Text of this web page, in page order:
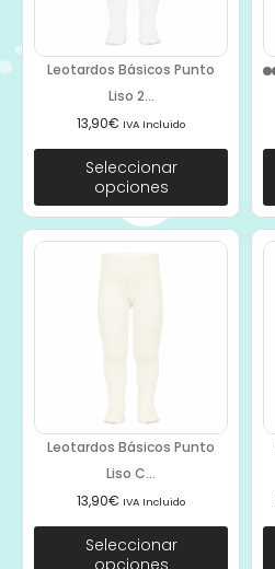
Leotardos Básicos Punto
Liso 2...
13,90€ IVA Incluido
Seleccionar
opciones
Leotardos Básicos Punto
Liso C...
13,90€ IVA Incluido
Seleccionar